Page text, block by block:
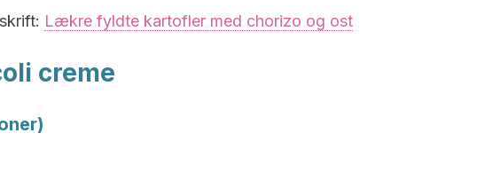
Lækre fyldte kartofler med chorizo og ost
creme